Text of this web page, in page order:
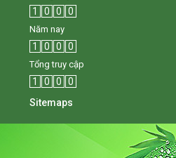
1 0 0 0
Năm nay
1 0 0 0
Tổng truy cập
1 0 0
0
Sitemaps